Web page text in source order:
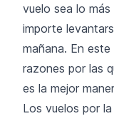
vuelo sea lo
importe
mañana. En
razones por las
es la mejor
Los vuelos por